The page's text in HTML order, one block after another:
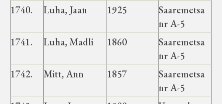
Koduleht on teoks saanud tänu Sillaotsa
Muuseumisõprade Seltsingu, Kohaliku
Omaalgatuse Programmi ja Märjamaa
1740.
Luha, Jaan 1925
Saaremetsa
nr A-5
1741.
Luha, Madli 1860
Saaremetsa
nr A-5
1742.
Mitt, Ann 1857
Saaremetsa
nr A-5